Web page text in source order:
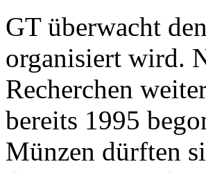
GT überwacht
organisiert wird.
Recherchen
bereits 1995
Münzen dürften